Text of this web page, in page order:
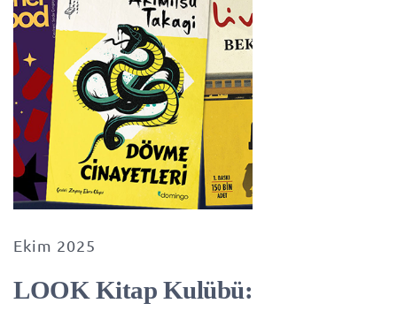
Ekim 2025
LOOK Kitap Kulübü: